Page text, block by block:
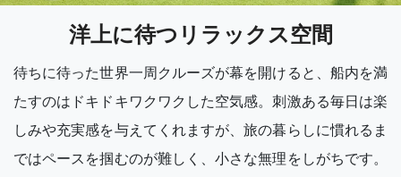
洋上に待つリラックス空間
待ちに待った世界一周クルーズが幕を開けると、船内を満
たすのはドキドキワクワクした空気感。刺激ある毎日は楽
しみや充実感を与えてくれますが、旅の暮らしに慣れるま
ではペースを掴むのが難しく、小さな無理をしがちです。